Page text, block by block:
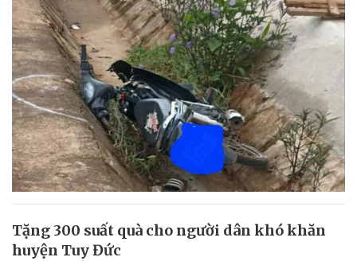
Tặng 300 suất quà cho người dân khó khăn
huyện Tuy Đức